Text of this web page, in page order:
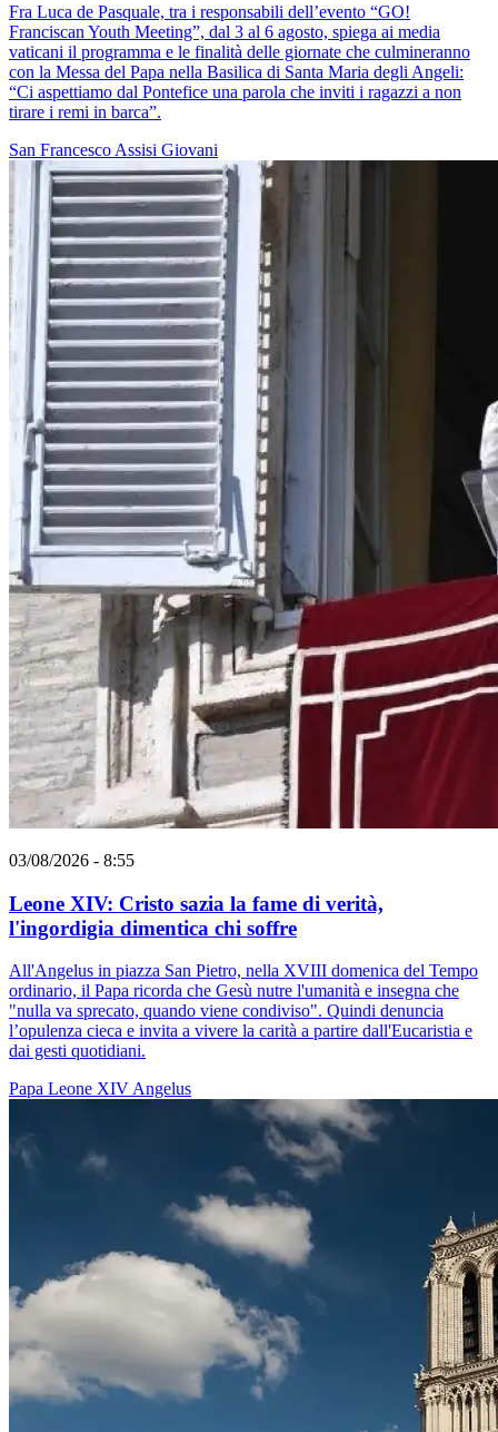
Fra Luca de Pasquale, tra i responsabili dell’evento “GO!
Franciscan Youth Meeting”, dal 3 al 6 agosto, spiega ai media
vaticani il programma e le finalità delle giornate che culmineranno
con la Messa del Papa nella Basilica di Santa Maria degli Angeli:
“Ci aspettiamo dal Pontefice una parola che inviti i ragazzi a non
tirare i remi in barca”.
San Francesco Assisi Giovani
03/08/2026 - 8:55
Leone XIV: Cristo sazia la fame di verità,
l'ingordigia dimentica chi soffre
All'Angelus in piazza San Pietro, nella XVIII domenica del Tempo
ordinario, il Papa ricorda che Gesù nutre l'umanità e insegna che
"nulla va sprecato, quando viene condiviso". Quindi denuncia
l’opulenza cieca e invita a vivere la carità a partire dall'Eucaristia e
dai gesti quotidiani.
Papa Leone XIVAngelus